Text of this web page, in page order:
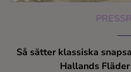
Så sätter klassiska
Hallands